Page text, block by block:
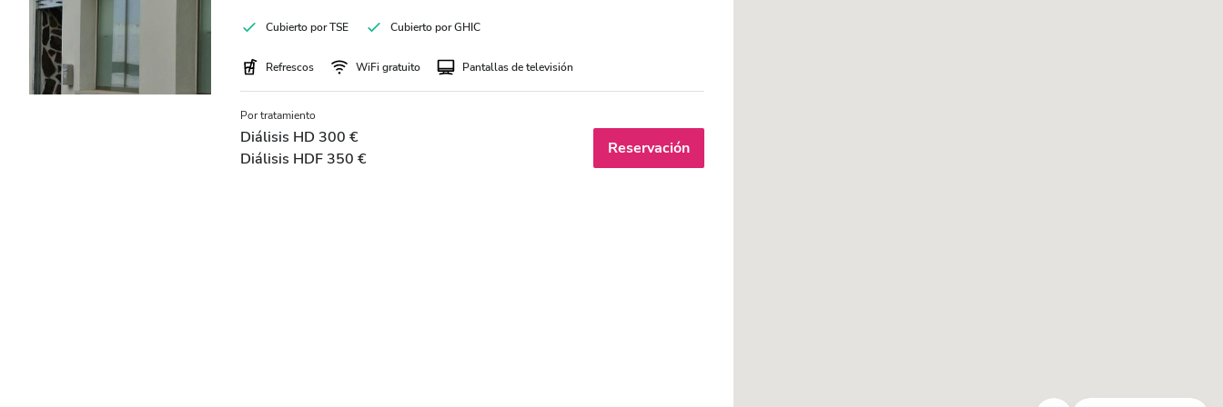
Cubierto por TSE Cubierto por GHIC
Refrescos WiFi gratuito Pantallas de televisión
Por tratamiento
Diálisis HD 300 €
Diálisis HDF 350 €
Reservación